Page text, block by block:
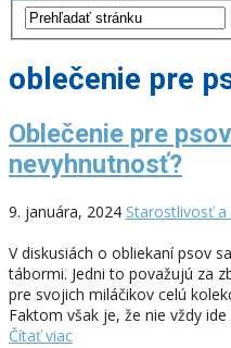
oblečenie pre
Oblečenie pre
nevyhnutnosť?
9. januára, 2024 Starostlivosť a
V diskusiách o obliekaní psov
tábormi. Jedni to považujú za
pre svojich miláčikov celú
Faktom však je, že nie vždy ide
Čítať viac